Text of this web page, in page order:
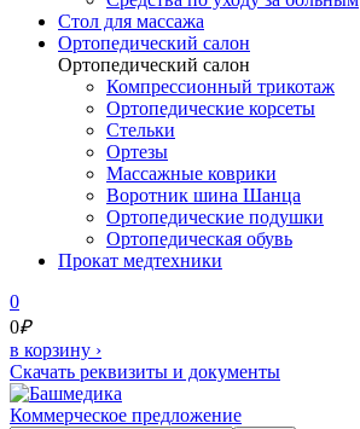
Cтол для массажа
Ортопедический салон
Ортопедический салон
Компрессионный трикотаж
Ортопедические корсеты
Стельки
Ортезы
Массажные коврики
Воротник шина Шанца
Ортопедические подушки
Ортопедическая обувь
Прокат медтехники
0
0₽
в корзину ›
Скачать реквизиты и документы
Коммерческое предложение